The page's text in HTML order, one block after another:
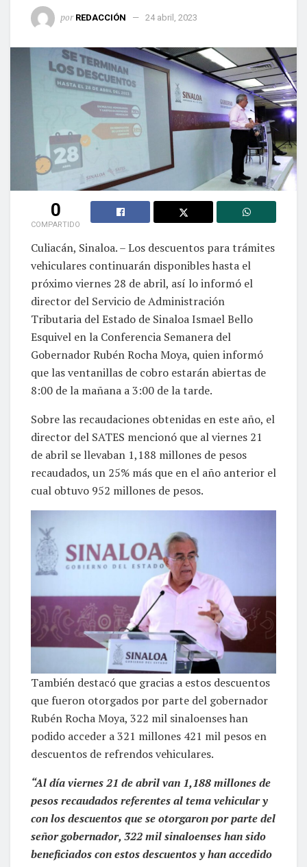
por REDACCIÓN 24 abril, 2023
0
COMPARTIDO
Culiacán, Sinaloa. – Los descuentos para trámites
vehiculares continuarán disponibles hasta el
próximo viernes 28 de abril, así lo informó el
director del Servicio de Administración
Tributaria del Estado de Sinaloa Ismael Bello
Esquivel en la Conferencia Semanera del
Gobernador Rubén Rocha Moya, quien informó
que las ventanillas de cobro estarán abiertas de
8:00 de la mañana a 3:00 de la tarde.
Sobre las recaudaciones obtenidas en este año, el
director del SATES mencionó que al viernes 21
de abril se llevaban 1,188 millones de pesos
recaudados, un 25% más que en el año anterior el
cual obtuvo 952 millones de pesos.
También destacó que gracias a estos descuentos
que fueron otorgados por parte del gobernador
Rubén Rocha Moya, 322 mil sinaloenses han
podido acceder a 321 millones 421 mil pesos en
descuentos de refrendos vehiculares.
“Al día viernes 21 de abril van 1,188 millones de
pesos recaudados referentes al tema vehicular y
con los descuentos que se otorgaron por parte del
señor gobernador, 322 mil sinaloenses han sido
beneficiados con estos descuentos y han accedido